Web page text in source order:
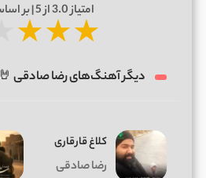
امتیاز3.0از 5 | بر اساس
★★★
دیگر آهنگ‌های رضا صادقی 🤘
کلاغ قارقاری
رضا صادقی